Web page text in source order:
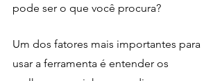
pode ser o que você procura?
Um dos fatores mais importantes para
usar a ferramenta é entender os